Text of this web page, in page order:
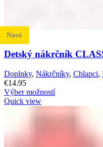
Nové
Detský nákrčník
Doplnky, Nákrčníky, Chlapci,
€14.95
Výber možností
Quick view